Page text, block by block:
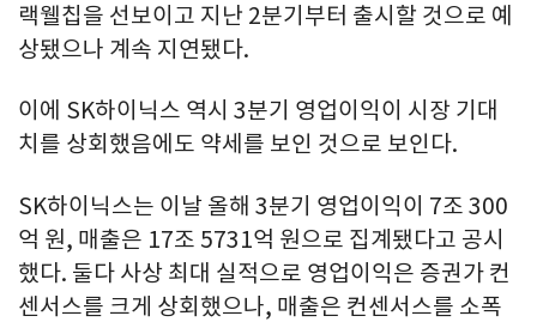
랙웰칩을 선보이고 지난 2분기부터 출시할 것으로 예
상됐으나 계속 지연됐다.
이에 SK하이닉스 역시 3분기 영업이익이 시장 기대
치를 상회했음에도 약세를 보인 것으로 보인다.
SK하이닉스는 이날 올해 3분기 영업이익이 7조 300
억 원, 매출은 17조 5731억 원으로 집계됐다고 공시
했다. 둘다 사상 최대 실적으로 영업이익은 증권가 컨
센서스를 크게 상회했으나, 매출은 컨센서스를 소폭